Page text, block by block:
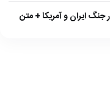
ایران و آمریکا + متن